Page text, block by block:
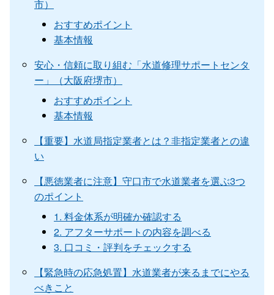
市）
おすすめポイント
基本情報
安心・信頼に取り組む「水道修理サポートセンタ
ー」（大阪府堺市）
おすすめポイント
基本情報
【重要】水道局指定業者とは？非指定業者との違
い
【悪徳業者に注意】守口市で水道業者を選ぶ3つ
のポイント
1. 料金体系が明確か確認する
2. アフターサポートの内容を調べる
3. 口コミ・評判をチェックする
【緊急時の応急処置】水道業者が来るまでにやる
べきこと